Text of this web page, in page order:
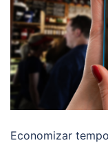
Economizar